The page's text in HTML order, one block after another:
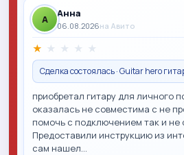
A Анна
06.08.2026на Авито
★ ★ ★ ★ ★
Сделка состоялась · Guitar hero
приобретал гитару для личного
оказалась не совместима с не
помочь с подключением так и не
Предоставили инструкцию из
сам нашел…